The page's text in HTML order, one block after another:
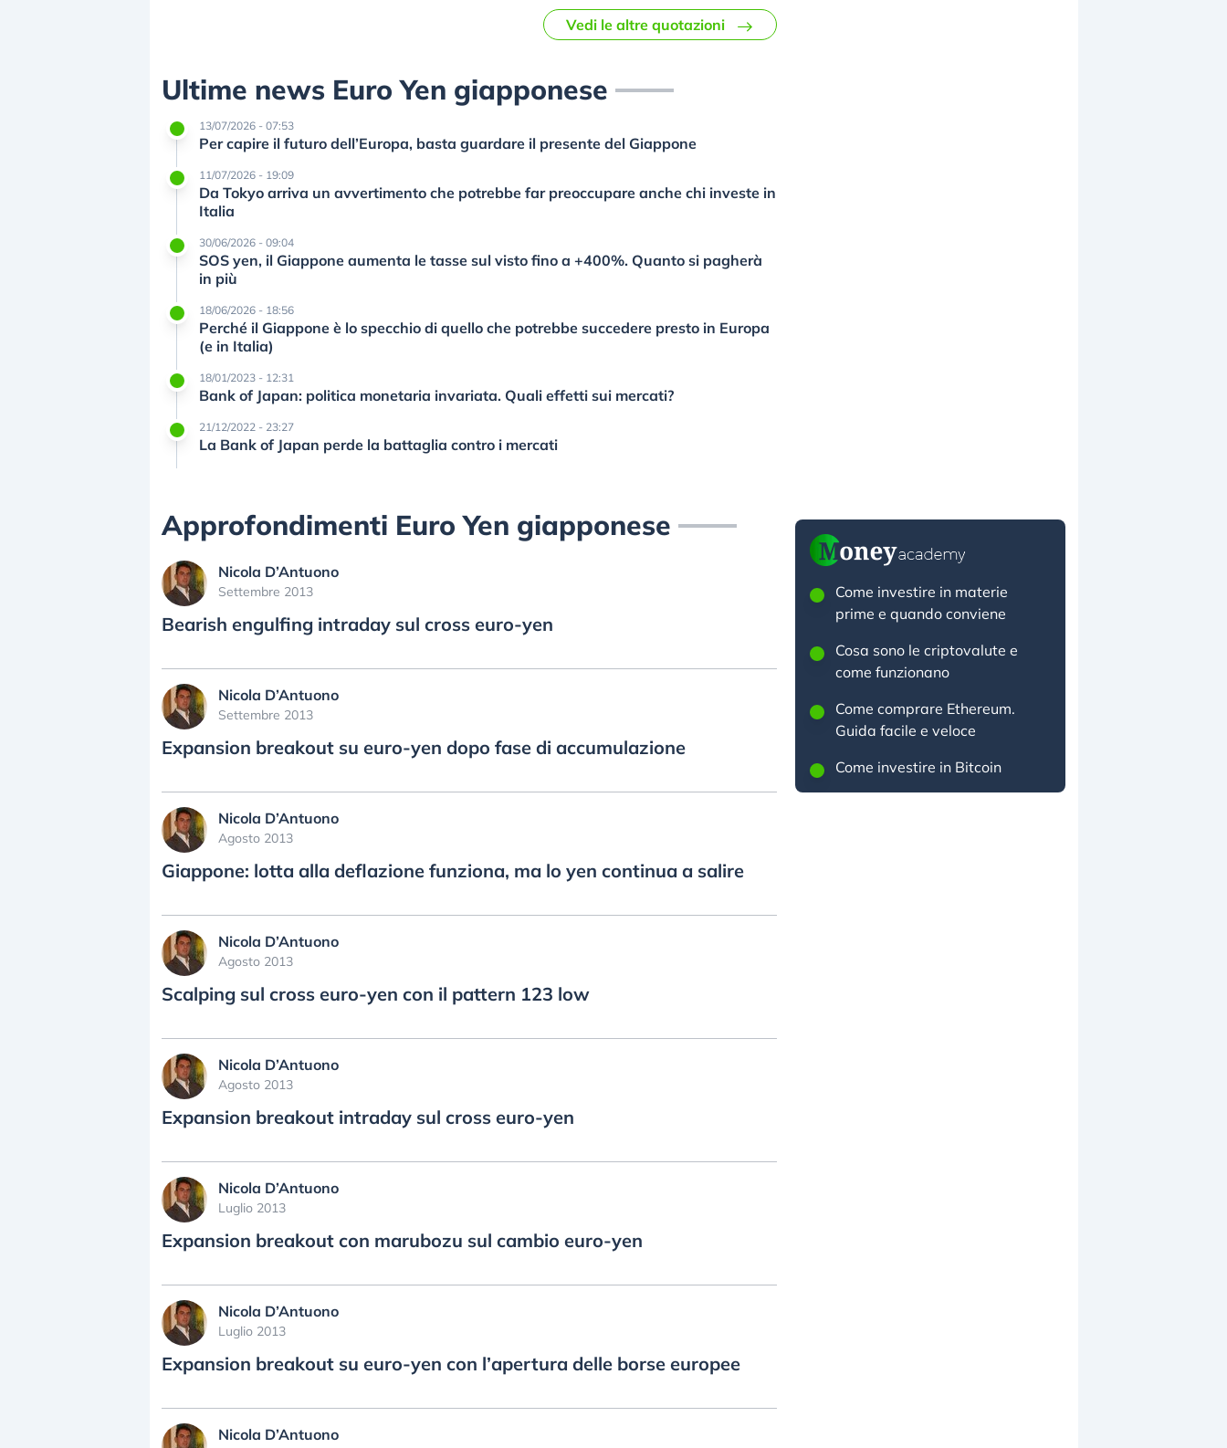
Vedi le altre quotazioni
Ultime news Euro Yen giapponese
13/07/2026 - 07:53
Per capire il futuro dell’Europa, basta guardare il presente del Giappone
11/07/2026 - 19:09
Da Tokyo arriva un avvertimento che potrebbe far preoccupare anche chi investe in
Italia
30/06/2026 - 09:04
SOS yen, il Giappone aumenta le tasse sul visto fino a +400%. Quanto si pagherà
in più
18/06/2026 - 18:56
Perché il Giappone è lo specchio di quello che potrebbe succedere presto in Europa
(e in Italia)
18/01/2023 - 12:31
Bank of Japan: politica monetaria invariata. Quali effetti sui mercati?
21/12/2022 - 23:27
La Bank of Japan perde la battaglia contro i mercati
Approfondimenti Euro Yen giapponese
Nicola D’Antuono
Settembre 2013
Bearish engulfing intraday sul cross euro-yen
Nicola D’Antuono
Settembre 2013
Expansion breakout su euro-yen dopo fase di accumulazione
Nicola D’Antuono
Agosto 2013
Giappone: lotta alla deflazione funziona, ma lo yen continua a salire
Nicola D’Antuono
Agosto 2013
Scalping sul cross euro-yen con il pattern 123 low
Nicola D’Antuono
Agosto 2013
Expansion breakout intraday sul cross euro-yen
Nicola D’Antuono
Luglio 2013
Expansion breakout con marubozu sul cambio euro-yen
Nicola D’Antuono
Luglio 2013
Expansion breakout su euro-yen con l’apertura delle borse europee
Nicola D’Antuono
Come investire in materie
prime e quando conviene
Cosa sono le criptovalute e
come funzionano
Come comprare Ethereum.
Guida facile e veloce
Come investire in Bitcoin